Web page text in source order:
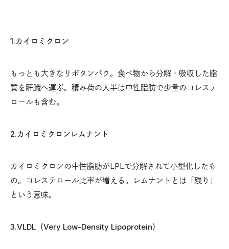
1.カイロミクロン
もっとも大きなリポタンパク。食べ物から分解・吸収した脂
質を肝臓へ運ぶ。積み荷の大半は中性脂肪で少量のコレステ
ロールも含む。
2.カイロミクロンレムナント
カイロミクロンの中性脂肪がLPLで分解されて小型化したも
の。コレステロール比率が増える。レムナントとは「残り」
という意味。
3.VLDL（Very Low-Density Lipoprotein）